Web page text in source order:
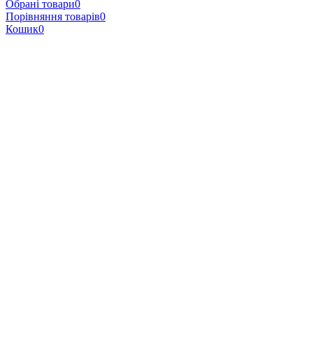
Обрані товари0
Порівняння товарів0
Кошик0